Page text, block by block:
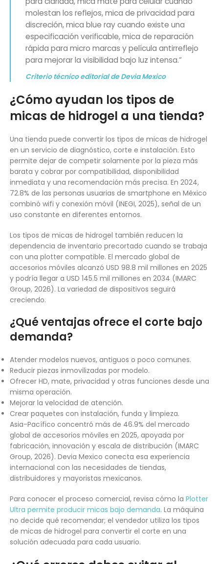
molestan los reflejos, mica de privacidad para
discreción, mica blue ray cuando existe una
especificación verificable, mica de reparación
rápida para micro marcas y película antirreflejo
para mejorar la visibilidad bajo luz intensa.”
Criterio técnico editorial de Devia Mexico
¿Cómo ayudan los tipos de
micas de hidrogel a una tienda?
Una tienda puede convertir los tipos de micas de hidrogel
en un servicio de diagnóstico, corte e instalación. Esto
permite dejar de competir solamente por la pieza más
barata y cobrar por compatibilidad, disponibilidad
inmediata y una recomendación más precisa. En 2024,
72.8% de las personas usuarias de smartphone en México
combinó wifi y conexión móvil (INEGI, 2025), señal de un
uso constante en diferentes entornos.
Los tipos de micas de hidrogel también reducen la
dependencia de inventario precortado cuando se trabaja
con una plotter compatible. El mercado global de
accesorios móviles alcanzó USD 98.8 mil millones en 2025
y podría llegar a USD 145.5 mil millones en 2034 (IMARC
Group, 2026). La variedad de dispositivos seguirá
creciendo.
¿Qué ventajas ofrece el corte bajo
demanda?
Atender modelos nuevos, antiguos o poco comunes.
Reducir piezas inmovilizadas por modelo.
Ofrecer HD, mate, privacidad y otras funciones desde una
misma operación.
Mejorar la velocidad de atención.
Crear paquetes con instalación, funda y limpieza.
Asia-Pacífico concentró más de 46.9% del mercado
global de accesorios móviles en 2025, apoyada por
fabricación, innovación y escala de distribución (IMARC
Group, 2026). Devia Mexico conecta esa experiencia
internacional con las necesidades de tiendas,
distribuidores y mayoristas mexicanos.
Para conocer el proceso comercial, revisa cómo la Plotter
Ultra permite producir micas bajo demanda. La máquina
no decide qué recomendar; el vendedor utiliza los tipos
de micas de hidrogel para convertir el corte en una
solución adecuada para cada usuario.